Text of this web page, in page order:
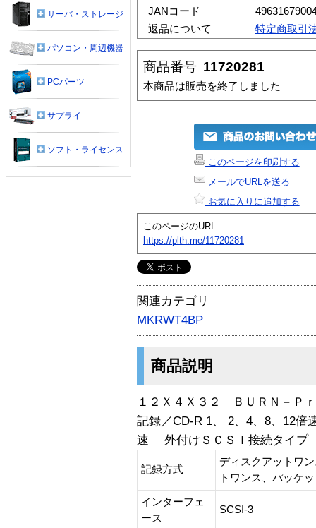
JANコード
返品について
特定商取引
商品番号 11720281
本商品は販売を終了しました
このページを印刷する
メールでURLを送る
お気に入りに追加する
このページのURL
https://plth.me/11720281
関連カテゴリ
MKRWT4BP
商品説明
１２Ｘ４Ｘ３２ ＢＵＲＮ－Ｐ
記録／CD-R 1、 2、4、8、12
速 外付けＳＣＳＩ接続タイプ
記録方式
ディスクアットワ
トワンス、パッケ
インターフェ
ース
SCSI-3
サーバ・ストレージ
パソコン・周辺機器
PCパーツ
サプライ
ソフト・ライセンス